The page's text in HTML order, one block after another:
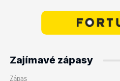
Zajímavé zápasy
Zápas